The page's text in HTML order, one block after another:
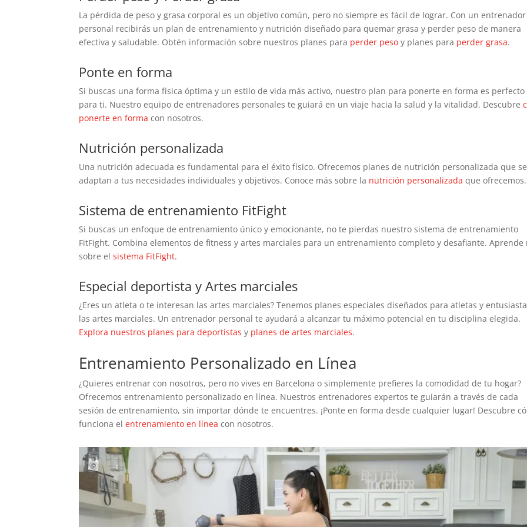
La pérdida de peso y grasa corporal es un objetivo común, pero no siempre es fácil de lograr. Con un entrenador
personal recibirás un plan de entrenamiento y nutrición diseñado para quemar grasa y perder peso de manera
efectiva y saludable. Obtén información sobre nuestros planes para perder peso y planes para perder grasa.
Ponte en forma
Si buscas una forma física óptima y un estilo de vida más activo, nuestro plan para ponerte en forma es perfecto
para ti. Nuestro equipo de entrenadores personales te guiará en un viaje hacia la salud y la vitalidad. Descubre
ponerte en forma con nosotros.
Nutrición personalizada
Una nutrición adecuada es fundamental para el éxito físico. Ofrecemos planes de nutrición personalizada que se
adaptan a tus necesidades individuales y objetivos. Conoce más sobre la nutrición personalizada que ofrecemos.
Sistema de entrenamiento FitFight
Si buscas un enfoque de entrenamiento único y emocionante, no te pierdas nuestro sistema de entrenamiento
FitFight. Combina elementos de fitness y artes marciales para un entrenamiento completo y desafiante. Aprende
sobre elsistema FitFight.
Especial deportista y Artes marciales
¿Eres un atleta o te interesan las artes marciales? Tenemos planes especiales diseñados para atletas y
las artes marciales. Un entrenador personal te ayudará a alcanzar tu máximo potencial en tu disciplina elegida.
Explora nuestros planes para deportistas y planes de artes marciales.
Entrenamiento Personalizado en Línea
¿Quieres entrenar con nosotros, pero no vives en Barcelona o simplemente prefieres la comodidad de tu hogar?
Ofrecemos entrenamiento personalizado en línea. Nuestros entrenadores expertos te guiarán a través de cada
sesión de entrenamiento, sin importar dónde te encuentres. ¡Ponte en forma desde cualquier lugar! Descubre
funciona elentrenamiento en línea con nosotros.